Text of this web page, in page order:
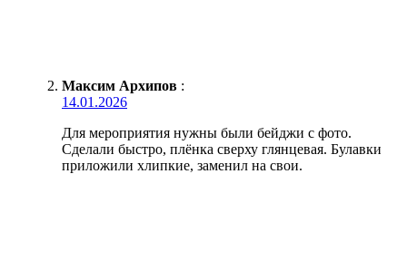
Максим Архипов :
14.01.2026
Для мероприятия нужны были бейджи с фото.
Сделали быстро, плёнка сверху глянцевая. Булавки
приложили хлипкие, заменил на свои.